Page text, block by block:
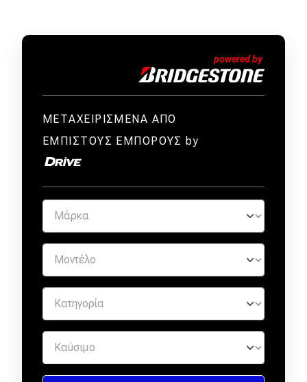
ΜΕΤΑΧΕΙΡΙΣΜΕΝΑ ΑΠΟ
ΕΜΠΙΣΤΟΥΣ ΕΜΠΟΡΟΥΣ by